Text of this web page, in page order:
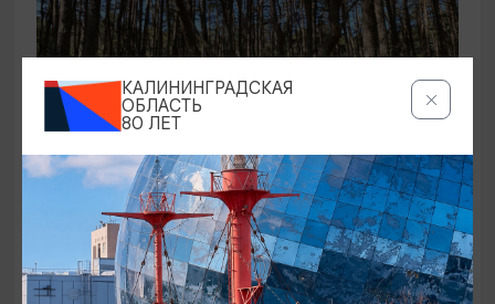
ЭКСКУРСИИ УЧРЕЖДЕНИЙ КУЛЬТУРЫ
Аудиоспектакль «Истории Куршской
косы»
01.02.2026 - 31.12.2026, 13:00
Куршская коса
КАЛИНИНГРАДСКАЯ
ОБЛАСТЬ
80 ЛЕТ